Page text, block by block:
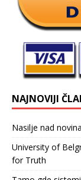
NAJNOVIJI
Nasilje nad
University of
for Truth